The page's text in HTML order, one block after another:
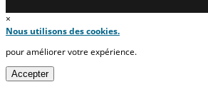
×
Nous utilisons des cookies.
pour améliorer votre expérience.
Accepter